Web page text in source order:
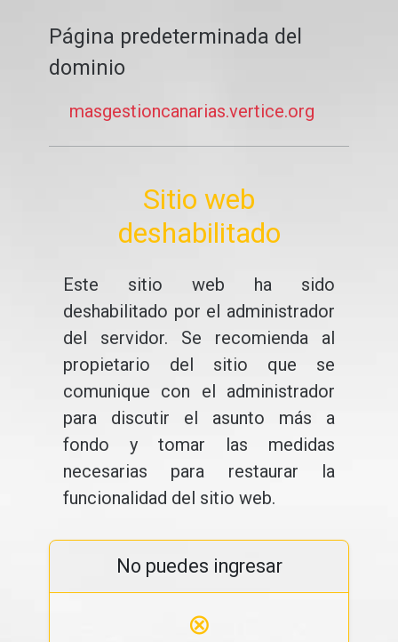
Página predeterminada del
dominio
masgestioncanarias.vertice.org
Sitio web
deshabilitado
Este sitio web ha sido
deshabilitado por el administrador
del servidor. Se recomienda al
propietario del sitio que se
comunique con el administrador
para discutir el asunto más a
fondo y tomar las medidas
necesarias para restaurar la
funcionalidad del sitio web.
No puedes ingresar
⊗